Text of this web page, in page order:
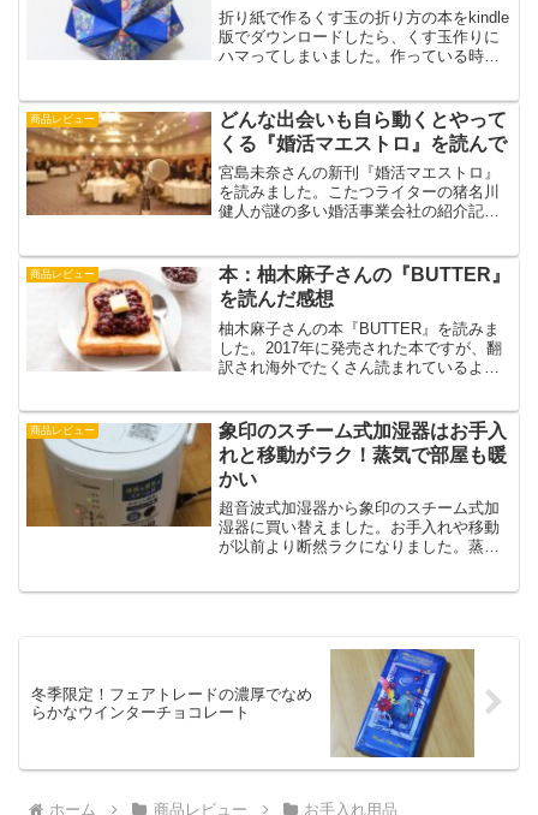
折り紙で作るくす玉の折り方の本をkindle
版でダウンロードしたら、くす玉作りに
ハマってしまいました。作っている時に
ユニットの作り方や組み方がそれぞれ参
考になりました。
商品レビュー
どんな出会いも自ら動くとやって
くる『婚活マエストロ』を読んで
宮島未奈さんの新刊『婚活マエストロ』
を読みました。こたつライターの猪名川
健人が謎の多い婚活事業会社の紹介記事
自ら出会いを求めるようになる。
商品レビュー
本：柚木麻子さんの『BUTTER』
を読んだ感想
柚木麻子さんの本『BUTTER』を読みま
した。2017年に発売された本ですが、翻
訳され海外でたくさん読まれているよう
されるのですが、私も少し影響を受けて
しまった。
商品レビュー
象印のスチーム式加湿器はお手入
れと移動がラク！蒸気で部屋も暖
かい
超音波式加湿器から象印のスチーム式加
湿器に買い替えました。お手入れや移動
が以前より断然ラクになりました。蒸気
冬季限定！フェアトレードの濃厚でなめ
らかなウインターチョコレート
ホーム 商品レビュー お手入れ用品